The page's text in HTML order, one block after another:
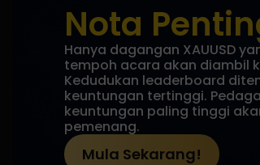
Nota
Hanya dagangan XAUUSD
tempoh acara akan diambil
Kedudukan leaderboard
keuntungan tertinggi.
keuntungan paling tinggi
pemenang.
Mula Sekarang!